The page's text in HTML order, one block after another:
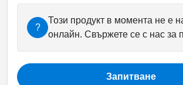
?
Този продукт в момента не е
онлайн. Свържете се с нас за
Запитване